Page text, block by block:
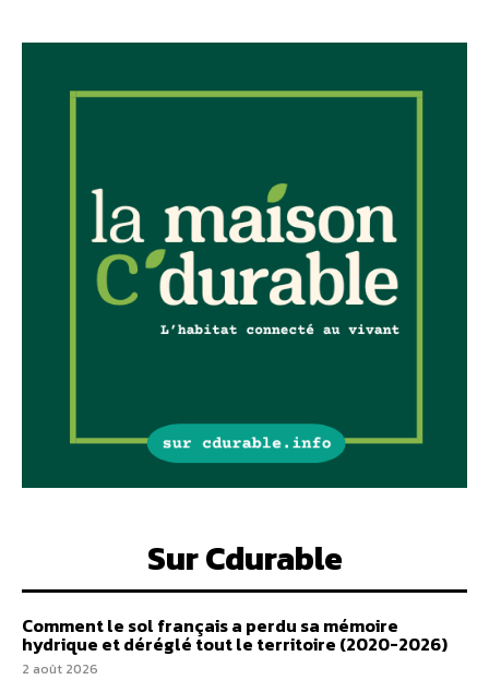
Sur Cdurable
Comment le sol français a perdu sa mémoire
hydrique et déréglé tout le territoire (2020-2026)
2 août 2026